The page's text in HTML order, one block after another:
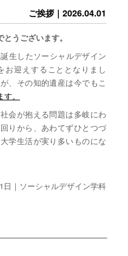
ご挨拶｜2026.04.01
うございます。
生したソーシャルデザイン
お迎えすることとなりまし
、その知的遺産は今でもこ
。
会が抱える問題は多岐にわ
りから、あわてずひとつづ
学生活が実り多いものにな
日｜ソーシャルデザイン学科